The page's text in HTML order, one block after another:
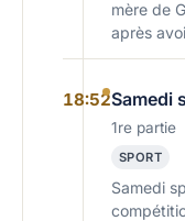
mère de
après
18:52Samedi
1re partie
SPORT
Samedi